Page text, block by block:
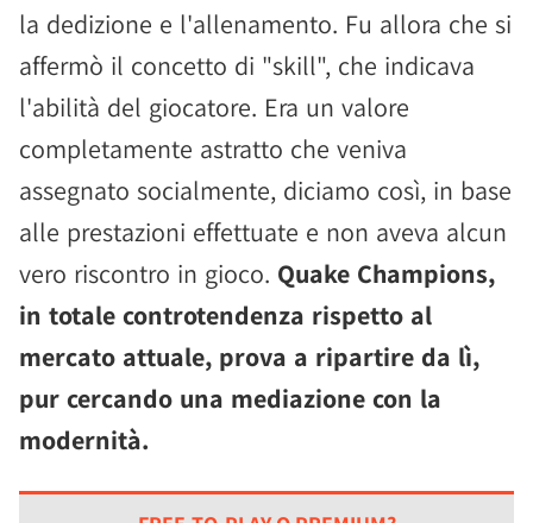
la dedizione e l'allenamento. Fu allora che si
affermò il concetto di "skill", che indicava
l'abilità del giocatore. Era un valore
completamente astratto che veniva
assegnato socialmente, diciamo così, in base
alle prestazioni effettuate e non aveva alcun
vero riscontro in gioco. Quake Champions,
in totale controtendenza rispetto al
mercato attuale, prova a ripartire da lì,
pur cercando una mediazione con la
modernità.